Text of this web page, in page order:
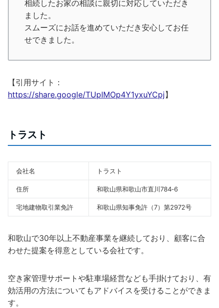
相続したお家の相談に親切に対応していただき
ました。
スムーズにお話を進めていただき安心してお任
せできました。
【引用サイト：
https://share.google/TUpIMOp4Y1yxuYCpj】
トラスト
会社名 トラスト
住所 和歌山県和歌山市直川784‐6
宅地建物取引業免許 和歌山県知事免許（7）第2972号
和歌山で30年以上不動産事業を継続しており、顧客に合
わせた提案を得意としている会社です。
空き家管理サポートや駐車場経営なども手掛けており、有
効活用の方法についてもアドバイスを受けることができま
す。